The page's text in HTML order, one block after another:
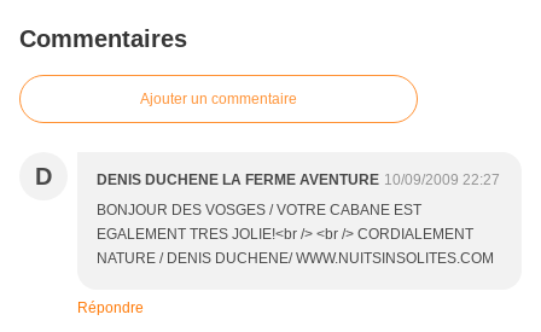
Commentaires
Ajouter un commentaire
D DENIS DUCHENE LA FERME AVENTURE 10/09/2009 22:27
BONJOUR DES VOSGES / VOTRE CABANE EST
EGALEMENT TRES JOLIE!<br /> <br /> CORDIALEMENT
NATURE / DENIS DUCHENE/ WWW.NUITSINSOLITES.COM
Répondre